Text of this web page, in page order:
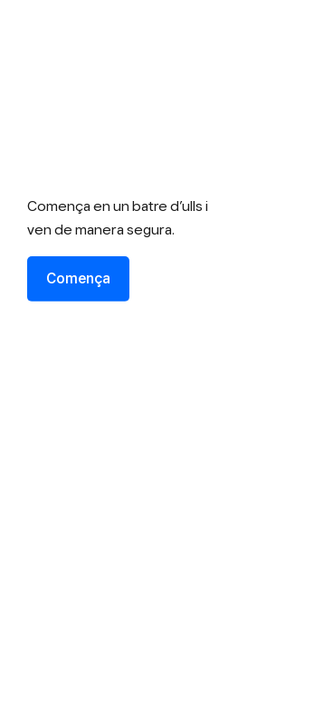
Comença en un batre d’ulls i
ven de manera segura.
Comença